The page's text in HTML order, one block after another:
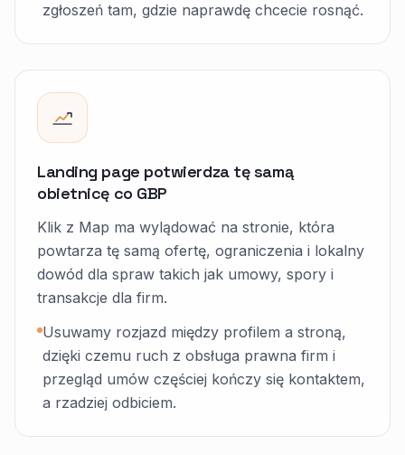
zgłoszeń tam, gdzie naprawdę chcecie rosnąć.
Landing page potwierdza tę samą
obietnicę co GBP
Klik z Map ma wylądować na stronie, która
powtarza tę samą ofertę, ograniczenia i lokalny
dowód dla spraw takich jak umowy, spory i
transakcje dla firm.
Usuwamy rozjazd między profilem a stroną,
dzięki czemu ruch z obsługa prawna firm i
przegląd umów częściej kończy się kontaktem,
a rzadziej odbiciem.